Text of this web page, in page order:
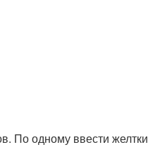
По одному ввести